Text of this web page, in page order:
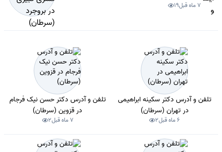
7 ماه قبل 19
تلفن و آدرس دکتر سکینه ابراهیمی
در تهران (سرطان)
6 ماه قبل 2
تلفن و آدرس دکتر حسن نیک فرجام
در قزوین (سرطان)
7 ماه قبل 2